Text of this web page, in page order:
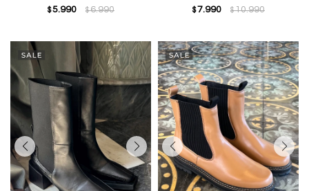
$ 5.990 $6.990 $ 7.990 $10.990